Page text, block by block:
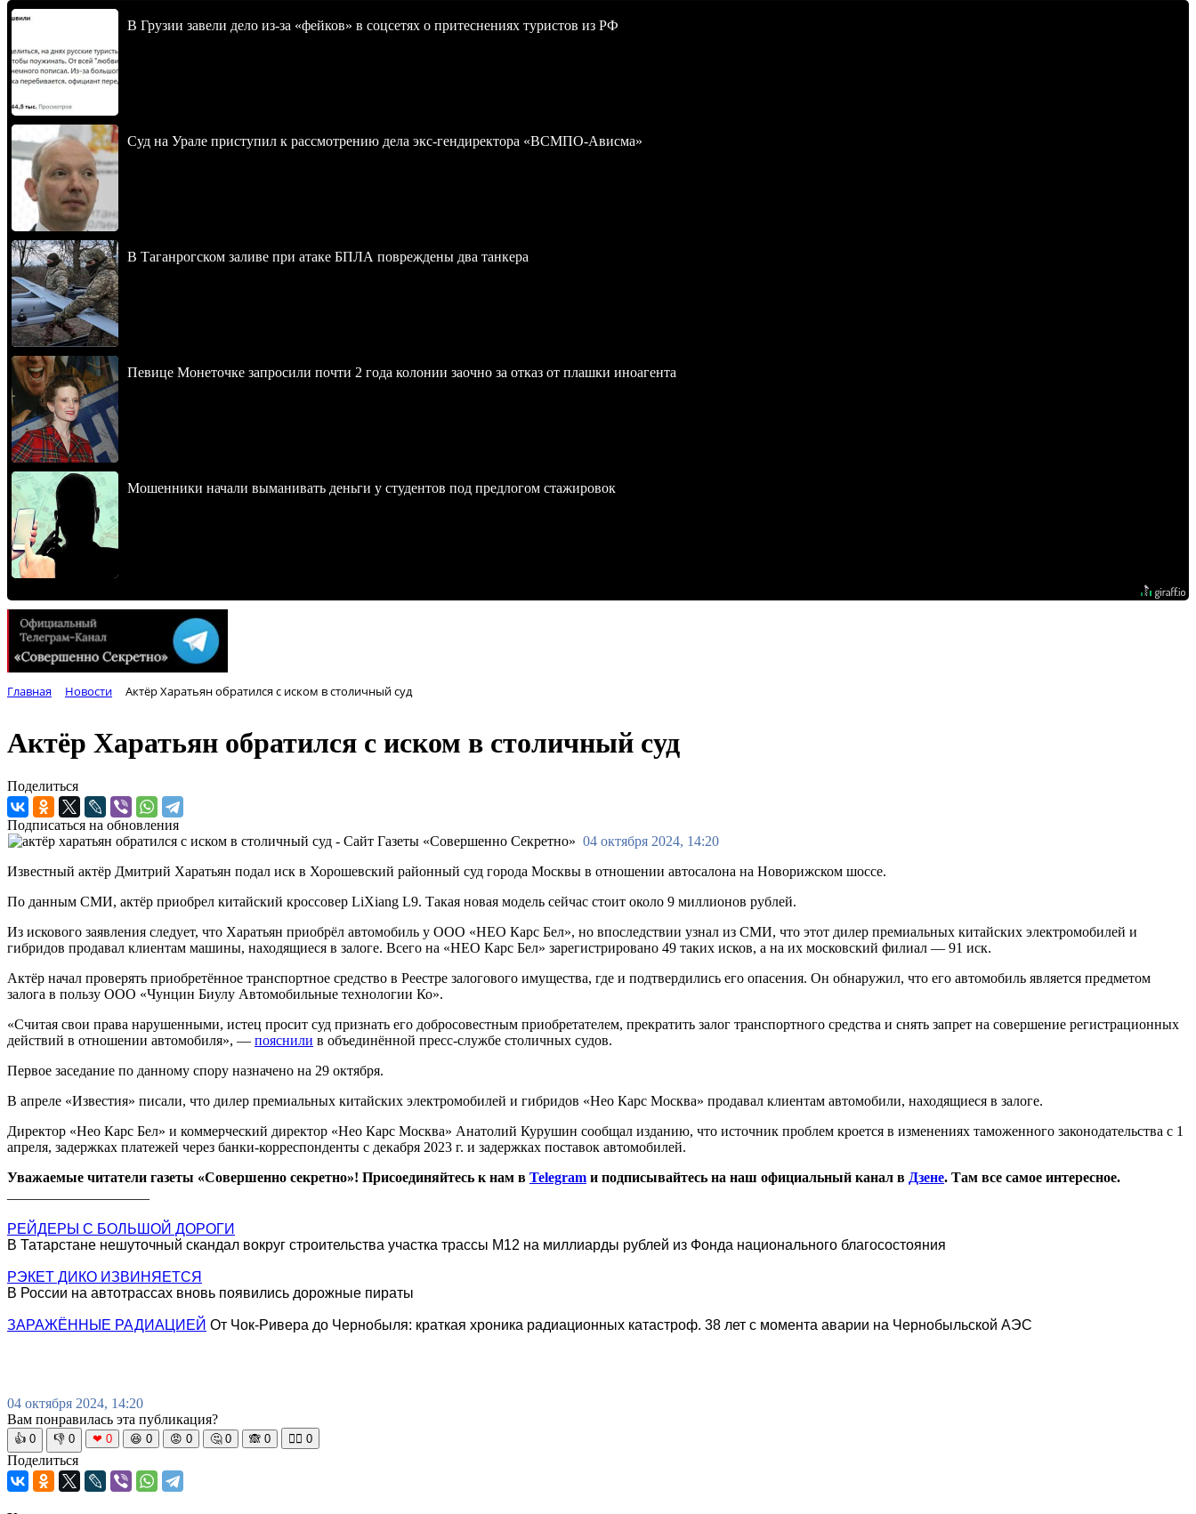
В Грузии завели дело из-за «фейков» в соцсетях о притеснениях туристов из РФ
Суд на Урале приступил к рассмотрению дела экс-гендиректора «ВСМПО-Ависма»
В Таганрогском заливе при атаке БПЛА повреждены два танкера
Певице Монеточке запросили почти 2 года колонии заочно за отказ от плашки иноагента
Мошенники начали выманивать деньги у студентов под предлогом стажировок
Главная Новости Актёр Харатьян обратился с иском в столичный суд
Актёр Харатьян обратился с иском в столичный суд
Поделиться
Подписаться на обновления
04 октября 2024, 14:20
Известный актёр Дмитрий Харатьян подал иск в Хорошевский районный суд города Москвы в отношении автосалона на Новорижском шоссе.
По данным СМИ, актёр приобрел китайский кроссовер LiXiang L9. Такая новая модель сейчас стоит около 9 миллионов рублей.
Из искового заявления следует, что Харатьян приобрёл автомобиль у ООО «НЕО Карс Бел», но впоследствии узнал из СМИ, что этот дилер премиальных китайских электромобилей и
гибридов продавал клиентам машины, находящиеся в залоге. Всего на «НЕО Карс Бел» зарегистрировано 49 таких исков, а на их московский филиал — 91 иск.
Актёр начал проверять приобретённое транспортное средство в Реестре залогового имущества, где и подтвердились его опасения. Он обнаружил, что его автомобиль является предметом
залога в пользу ООО «Чунцин Биулу Автомобильные технологии Ко».
«Считая свои права нарушенными, истец просит суд признать его добросовестным приобретателем, прекратить залог транспортного средства и снять запрет на совершение регистрационных
действий в отношении автомобиля», — пояснили в объединённой пресс-службе столичных судов.
Первое заседание по данному спору назначено на 29 октября.
В апреле «Известия» писали, что дилер премиальных китайских электромобилей и гибридов «Нео Карс Москва» продавал клиентам автомобили, находящиеся в залоге.
Директор «Нео Карс Бел» и коммерческий директор «Нео Карс Москва» Анатолий Курушин сообщал изданию, что источник проблем кроется в изменениях таможенного законодательства с 1
апреля, задержках платежей через банки-корреспонденты с декабря 2023 г. и задержках поставок автомобилей.
Уважаемые читатели газеты «Совершенно секретно»! Присоединяйтесь к нам в Telegram и подписывайтесь на наш официальный канал в Дзене. Там все самое интересное.
РЕЙДЕРЫ С БОЛЬШОЙ ДОРОГИ
В Татарстане нешуточный скандал вокруг строительства участка трассы М12 на миллиарды рублей из Фонда национального благосостояния
РЭКЕТ ДИКО ИЗВИНЯЕТСЯ
В России на автотрассах вновь появились дорожные пираты
ЗАРАЖЁННЫЕ РАДИАЦИЕЙ От Чок-Ривера до Чернобыля: краткая хроника радиационных катастроф. 38 лет с момента аварии на Чернобыльской АЭС
04 октября 2024, 14:20
Вам понравилась эта публикация?
👍 0 👎 0 ❤ 0 😆 0 😡 0 🤔 0 🙈 0 🧘‍♀️ 0
Поделиться